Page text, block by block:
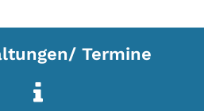
Termine